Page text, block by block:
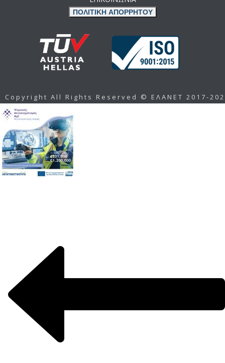
ΠΟΛΙΤΙΚΗ ΑΠΟΡΡΗΤΟΥ
Copyright All Rights Reserved © ΕΛΑΝΕΤ 2017-